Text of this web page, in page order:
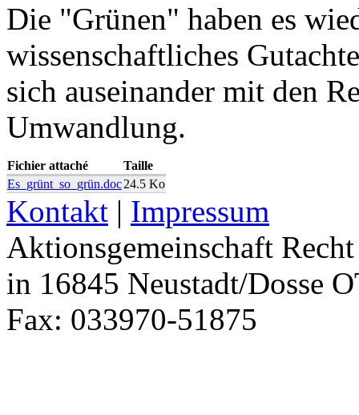
Die "Grünen" haben es
wissenschaftliches
sich auseinander mit den
Umwandlung.
Fichier attaché
Taille
Es_grünt_so_grün.doc24.5 Ko
Kontakt | Impressum
Aktionsgemeinschaft
in 16845 Neustadt/Dosse
Fax: 033970-51875